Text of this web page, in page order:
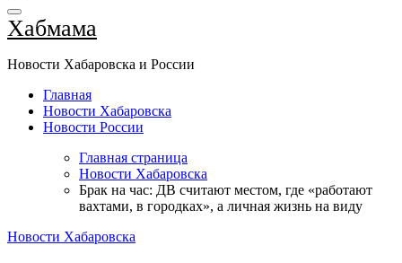
Хабмама
Новости Хабаровска и России
Главная
Новости Хабаровска
Новости России
Главная страница
Новости Хабаровска
Брак на час: ДВ считают местом, где «работают
вахтами, в городках», а личная жизнь на виду
Новости Хабаровска